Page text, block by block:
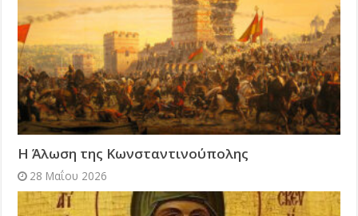
Η Άλωση της Κωνσταντινούπολης
28 Μαΐου 2026